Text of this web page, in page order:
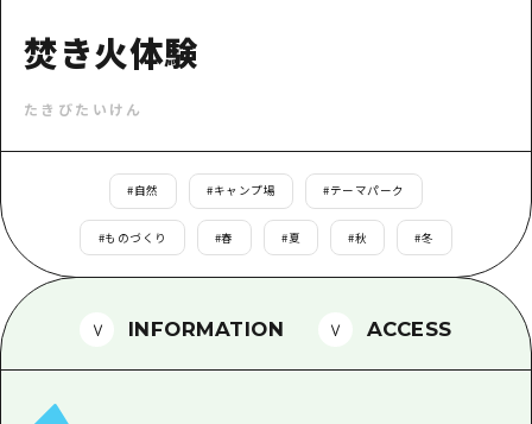
定番
自然
山口県東部
日帰り
半日
1泊2日
愛媛県
お得な周遊チケット
HIROSHIMA FREE Wi-Fi
観光案内所
広島県を訪れる外国人旅行者向け情報一
ボランティアガイド
ユニバーサルツーリズム
事業者・学校関係者の皆さま
焚き火体験
たきびたいけん
#自然 #キャンプ場 #テーマパーク
#ものづくり #春 #夏 #秋 #冬
INFORMATION ACCESS